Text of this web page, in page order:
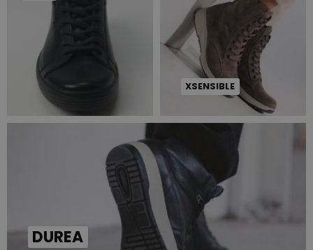
XSENSIBLE
DUREA